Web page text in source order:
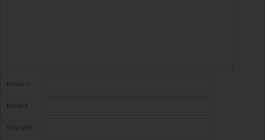
Nome *
Email *
Sito web